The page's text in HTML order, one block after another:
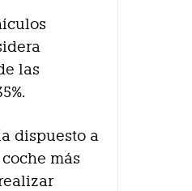
las
dispuesto a
más